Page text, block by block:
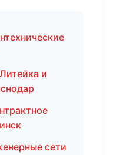
и
сети